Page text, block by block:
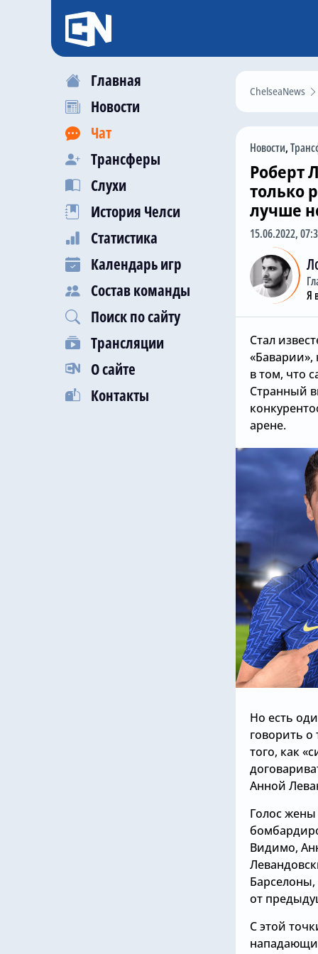
Главная
Новости
Чат
Трансферы
Слухи
История Челси
Статистика
Календарь игр
Состав команды
Поиск по сайту
Трансляции
О сайте
Контакты
ChelseaNews
Новости,
Роберт
только
лучше
15.06.2022,
Я
Стал
«Баварии»,
в том, что
Странный
арене.
Но есть
говорить о
того, как
Анной
Голос
Видимо,
от
С этой